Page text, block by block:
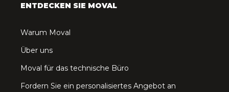
ENTDECKEN SIE MOVAL
Warum Moval
Über uns
Moval für das technische Büro
Fordern Sie ein personalisiertes Angebot an